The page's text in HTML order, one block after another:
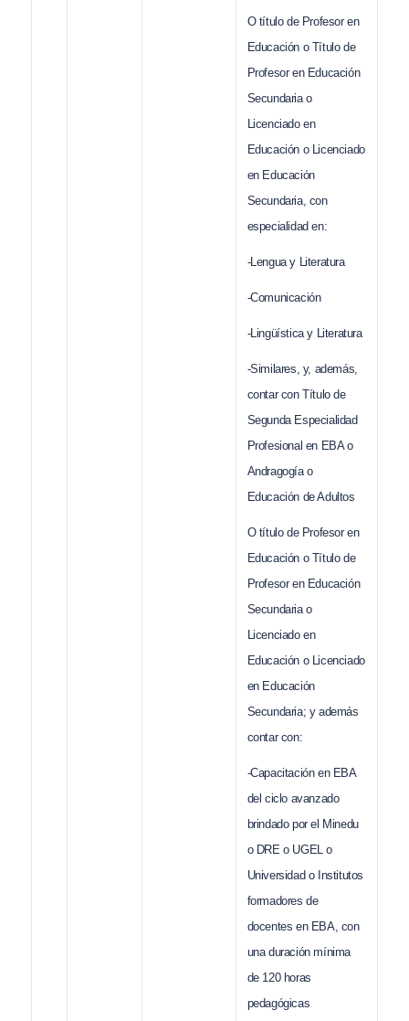
O título de Profesor en
Educación o Título de
Profesor en Educación
Secundaria o
Licenciado en
Educación o Licenciado
en Educación
Secundaria, con
especialidad en:
-Lengua y Literatura
-Comunicación
-Lingüística y Literatura
-Similares, y, además,
contar con Título de
Segunda Especialidad
Profesional en EBA o
Andragogía o
Educación de Adultos
O título de Profesor en
Educación o Título de
Profesor en Educación
Secundaria o
Licenciado en
Educación o Licenciado
en Educación
Secundaria; y además
contar con:
-Capacitación en EBA
del ciclo avanzado
brindado por el Minedu
o DRE o UGEL o
Universidad o Institutos
formadores de
docentes en EBA, con
una duración mínima
de 120 horas
pedagógicas